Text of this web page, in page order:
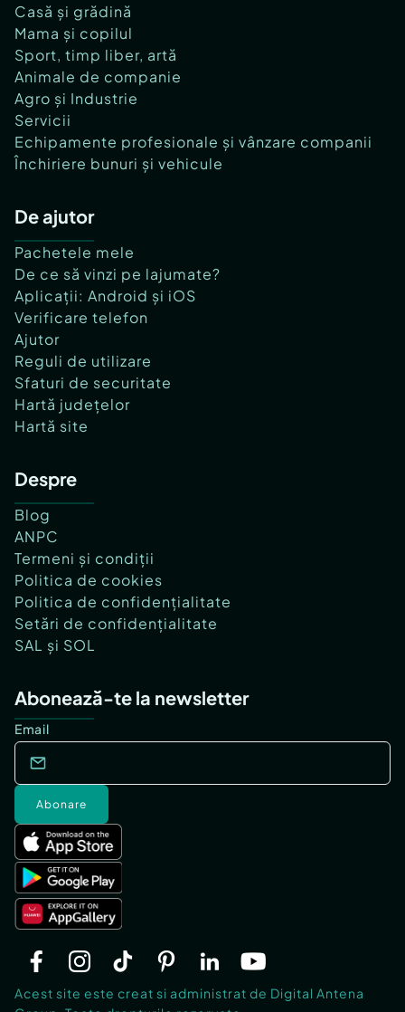
Casă și grădină
Mama și copilul
Sport, timp liber, artă
Animale de companie
Agro și Industrie
Servicii
Echipamente profesionale și vânzare companii
Închiriere bunuri și vehicule
De ajutor
Pachetele mele
De ce să vinzi pe lajumate?
Aplicații: Android și iOS
Verificare telefon
Ajutor
Reguli de utilizare
Sfaturi de securitate
Hartă județelor
Hartă site
Despre
Blog
ANPC
Termeni și condiții
Politica de cookies
Politica de confidențialitate
Setări de confidențialitate
SAL și SOL
Abonează-te la newsletter
Email
Abonare
Acest site este creat si administrat de Digital Antena